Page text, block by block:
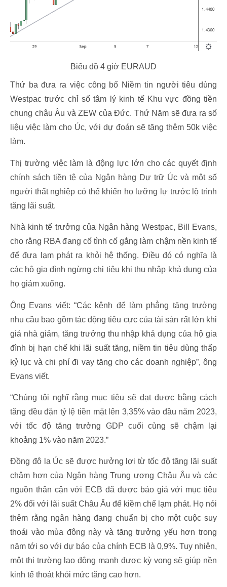
Biểu đồ 4 giờ EURAUD
Thứ ba đưa ra việc công bố Niềm tin người tiêu dùng
Westpac trước chỉ số tâm lý kinh tế Khu vực đồng tiền
chung châu Âu và ZEW của Đức. Thứ Năm sẽ đưa ra số
liệu việc làm cho Úc, với dự đoán sẽ tăng thêm 50k việc
làm.
Thị trường việc làm là động lực lớn cho các quyết định
chính sách tiền tệ của Ngân hàng Dự trữ Úc và một số
người thất nghiệp có thể khiến họ lưỡng lự trước lộ trình
tăng lãi suất.
Nhà kinh tế trưởng của Ngân hàng Westpac, Bill Evans,
cho rằng RBA đang cố tình cố gắng làm chậm nền kinh tế
để đưa lạm phát ra khỏi hệ thống. Điều đó có nghĩa là
các hộ gia đình ngừng chi tiêu khi thu nhập khả dụng của
họ giảm xuống.
Ông Evans viết: “Các kênh để làm phẳng tăng trưởng
nhu cầu bao gồm tác động tiêu cực của tài sản rất lớn khi
giá nhà giảm, tăng trưởng thu nhập khả dụng của hộ gia
đình bị hạn chế khi lãi suất tăng, niềm tin tiêu dùng thấp
kỷ lục và chi phí đi vay tăng cho các doanh nghiệp”, ông
Evans viết.
“Chúng tôi nghĩ rằng mục tiêu sẽ đạt được bằng cách
tăng đều đặn tỷ lệ tiền mặt lên 3,35% vào đầu năm 2023,
với tốc độ tăng trưởng GDP cuối cùng sẽ chậm lại
khoảng 1% vào năm 2023.”
Đồng đô la Úc sẽ được hưởng lợi từ tốc độ tăng lãi suất
chậm hơn của Ngân hàng Trung ương Châu Âu và các
nguồn thân cận với ECB đã được báo giá với mục tiêu
2% đối với lãi suất Châu Âu để kiềm chế lạm phát. Họ nói
thêm rằng ngân hàng đang chuẩn bị cho một cuộc suy
thoái vào mùa đông này và tăng trưởng yếu hơn trong
năm tới so với dự báo của chính ECB là 0,9%. Tuy nhiên,
một thị trường lao động mạnh được kỳ vọng sẽ giúp nền
kinh tế thoát khỏi mức tăng cao hơn.